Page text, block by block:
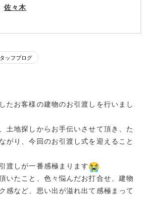
佐々木
ッフブログ
たお客様の建物のお引渡しを行いまし
土地探しからお手伝いさせて頂き、た
がり、今回のお引渡し式を迎えること
渡しが一番感極まります
いたこと、色々悩んだお打合せ、建物
感など、思い出が溢れ出て感極まって